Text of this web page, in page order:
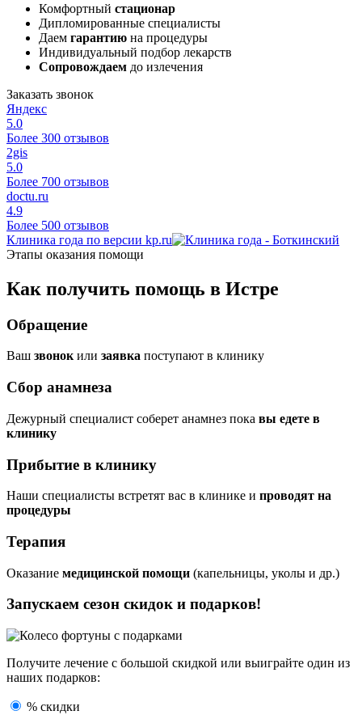
Комфортный стационар
Дипломированные специалисты
Даем гарантию на процедуры
Индивидуальный подбор лекарств
Сопровождаем до излечения
Заказать звонок
Яндекс
5.0
Более 300 отзывов
2gis
5.0
Более 700 отзывов
doctu.ru
4.9
Более 500 отзывов
Клиника года по версии kp.ru
Этапы оказания помощи
Как получить помощь в Истре
Обращение
Ваш звонокили заявка поступают в клинику
Сбор анамнеза
Дежурный специалист соберет анамнез пока вы едете в
клинику
Прибытие в клинику
Наши специалисты встретят вас в клинике и проводят на
процедуры
Терапия
Оказание медицинской помощи (капельницы, уколы и др.)
Запускаем сезон скидок и подарков!
Получите лечение с большой скидкой или выиграйте один из
наших подарков:
% скидки